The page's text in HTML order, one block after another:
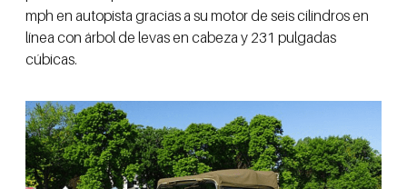
mph en autopista gracias a su motor de seis cilindros en
línea con árbol de levas en cabeza y 231 pulgadas
cúbicas.